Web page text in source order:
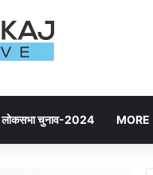
लोकसभा चुनाव-2024 MORE